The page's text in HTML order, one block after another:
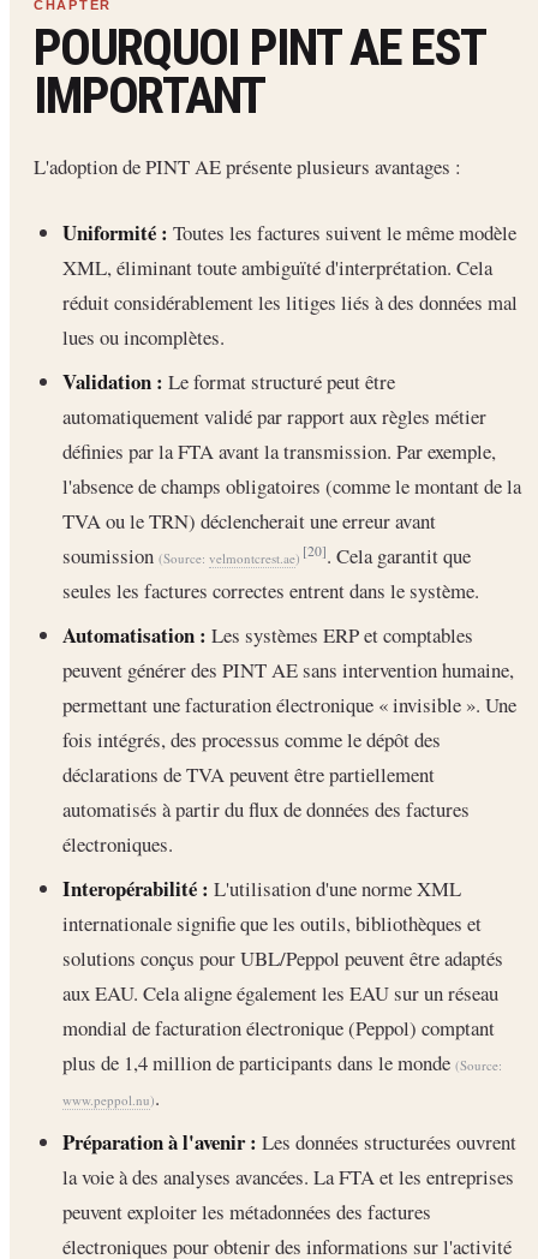
POURQUOI PINT AE EST
IMPORTANT
L'adoption de PINT AE présente plusieurs avantages :
Uniformité : Toutes les factures suivent le même modèle
XML, éliminant toute ambiguïté d'interprétation. Cela
réduit considérablement les litiges liés à des données mal
lues ou incomplètes.
Validation : Le format structuré peut être
automatiquement validé par rapport aux règles métier
définies par la FTA avant la transmission. Par exemple,
l'absence de champs obligatoires (comme le montant de la
TVA ou le TRN) déclencherait une erreur avant
soumission (Source: velmontcrest.ae) [20]. Cela garantit que
seules les factures correctes entrent dans le système.
Automatisation : Les systèmes ERP et comptables
peuvent générer des PINT AE sans intervention humaine,
permettant une facturation électronique « invisible ». Une
fois intégrés, des processus comme le dépôt des
déclarations de TVA peuvent être partiellement
automatisés à partir du flux de données des factures
électroniques.
Interopérabilité : L'utilisation d'une norme XML
internationale signifie que les outils, bibliothèques et
solutions conçus pour UBL/Peppol peuvent être adaptés
aux EAU. Cela aligne également les EAU sur un réseau
mondial de facturation électronique (Peppol) comptant
plus de 1,4 million de participants dans le monde (Source:
www.peppol.nu).
Préparation à l'avenir : Les données structurées ouvrent
la voie à des analyses avancées. La FTA et les entreprises
peuvent exploiter les métadonnées des factures
électroniques pour obtenir des informations sur l'activité